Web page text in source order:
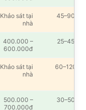
Khảo sát tại
nhà
45–90′
400.000 –
600.000đ
25–45′
Khảo sát tại
nhà
60–120′
500.000 –
700.000đ
30–50′